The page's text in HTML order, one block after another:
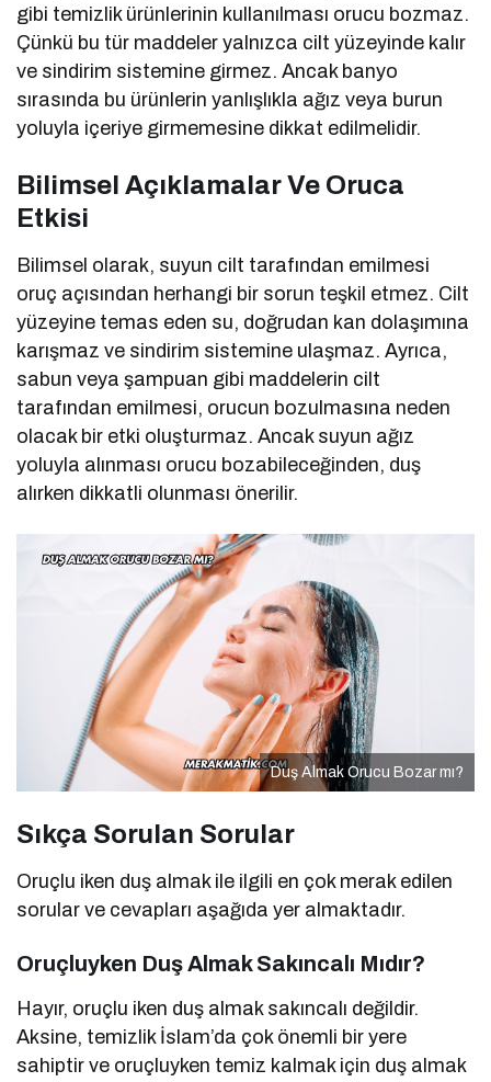
gibi temizlik ürünlerinin kullanılması orucu bozmaz.
Çünkü bu tür maddeler yalnızca cilt yüzeyinde kalır
ve sindirim sistemine girmez. Ancak banyo
sırasında bu ürünlerin yanlışlıkla ağız veya burun
yoluyla içeriye girmemesine dikkat edilmelidir.
Bilimsel Açıklamalar Ve Oruca
Etkisi
Bilimsel olarak, suyun cilt tarafından emilmesi
oruç açısından herhangi bir sorun teşkil etmez. Cilt
yüzeyine temas eden su, doğrudan kan dolaşımına
karışmaz ve sindirim sistemine ulaşmaz. Ayrıca,
sabun veya şampuan gibi maddelerin cilt
tarafından emilmesi, orucun bozulmasına neden
olacak bir etki oluşturmaz. Ancak suyun ağız
yoluyla alınması orucu bozabileceğinden, duş
alırken dikkatli olunması önerilir.
Duş Almak Orucu Bozar mı?
Sıkça Sorulan Sorular
Oruçlu iken duş almak ile ilgili en çok merak edilen
sorular ve cevapları aşağıda yer almaktadır.
Oruçluyken Duş Almak Sakıncalı Mıdır?
Hayır, oruçlu iken duş almak sakıncalı değildir.
Aksine, temizlik İslam’da çok önemli bir yere
sahiptir ve oruçluyken temiz kalmak için duş almak